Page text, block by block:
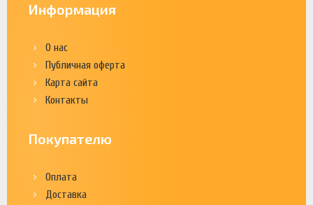
Информация
О нас
Публичная оферта
Карта сайта
Контакты
Покупателю
Оплата
Доставка